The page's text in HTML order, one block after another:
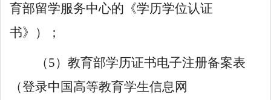
育部留学服务中心的《学历学位认证
书》）
；
（5）教育部学历证书电子注册备案表
（登录中国高等教育学生信息网